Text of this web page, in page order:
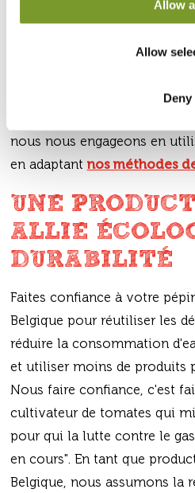
Allow
Allow
Deny
ne propose que des variétés
conditionner et
nous nous engageons en
en adaptant nos méthodes
UNE
ALLIE
DURABILITÉ
Faites confiance à votre
Belgique pour réutiliser les
réduire la consommation
et utiliser moins de produits
Nous faire confiance, c'est
cultivateur de tomates qui
pour qui la lutte contre le
en cours". En tant que
Belgique, nous assumons la